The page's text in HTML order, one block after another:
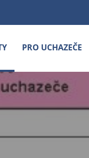
PRO UCHAZEČE